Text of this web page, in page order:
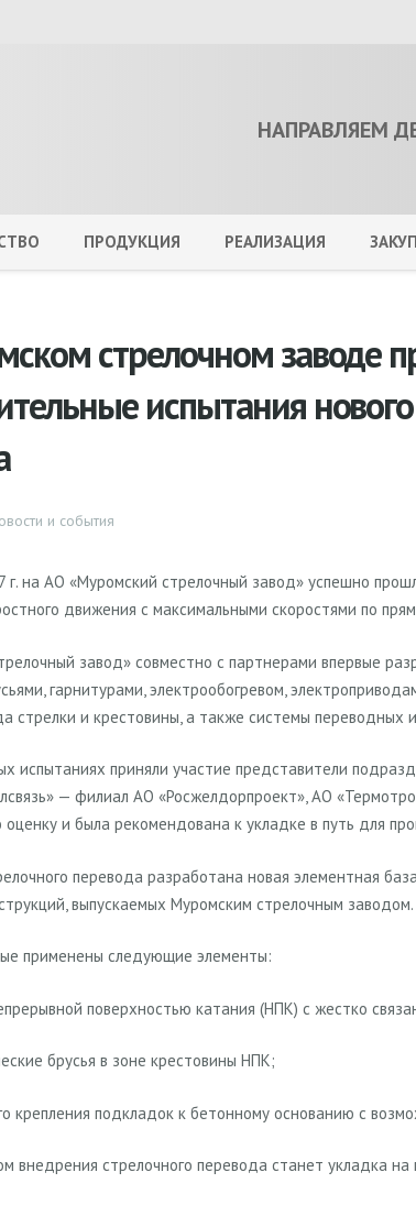
НАПРАВЛЯЕМ
ПРОДУКЦИЯ РЕАЛИЗАЦИЯ
стрелочном заводе
испытания
и события
г. на АО «Муромский стрелочный завод» успешно
движения с максимальными скоростями по
завод» совместно с партнерами впервые
гарнитурами, электрообогревом,
стрелки и крестовины, а также системы переводных
испытаниях приняли участие представители
— филиал АО «Росжелдорпроект», АО
оценку и была рекомендована к укладке в путь для
перевода разработана новая элементная
выпускаемых Муромским стрелочным заводом.
применены следующие элементы:
поверхностью катания (НПК) с жестко
брусья в зоне крестовины НПК;
крепления подкладок к бетонному основанию с
внедрения стрелочного перевода станет укладка